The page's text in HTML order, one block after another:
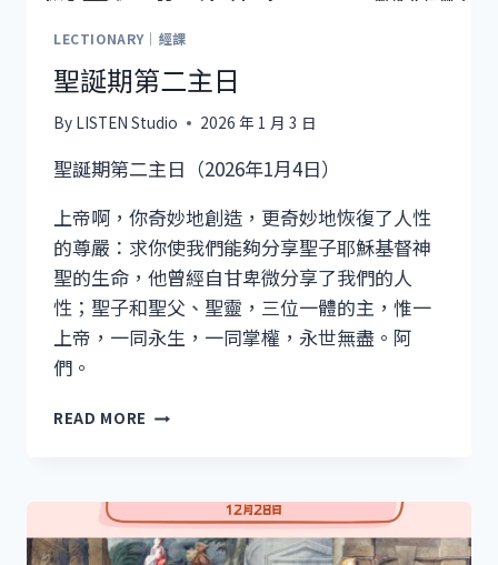
LECTIONARY｜經課
聖誕期第二主日
By LISTEN Studio 2026 年 1 月 3 日
聖誕期第二主日（2026年1月4日）
上帝啊，你奇妙地創造，更奇妙地恢復了人性
的尊嚴：求你使我們能夠分享聖子耶穌基督神
聖的生命，他曾經自甘卑微分享了我們的人
性；聖子和聖父、聖靈，三位一體的主，惟一
上帝，一同永生，一同掌權，永世無盡。阿
們。
READ MORE
二
主
日